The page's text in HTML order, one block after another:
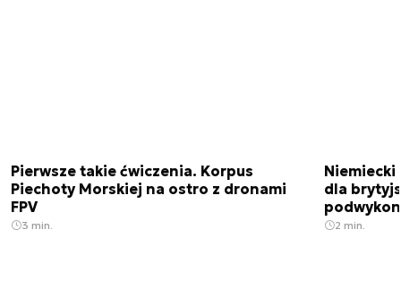
Pierwsze takie ćwiczenia. Korpus
Piechoty Morskiej na ostro z dronami
FPV
3 min.
dla
2 min.